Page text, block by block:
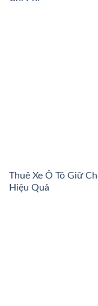
Thuê Xe Ô Tô Giữ
Hiệu Quả